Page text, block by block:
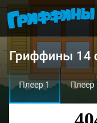
Гриффины 14
Плеер 1 Плеер